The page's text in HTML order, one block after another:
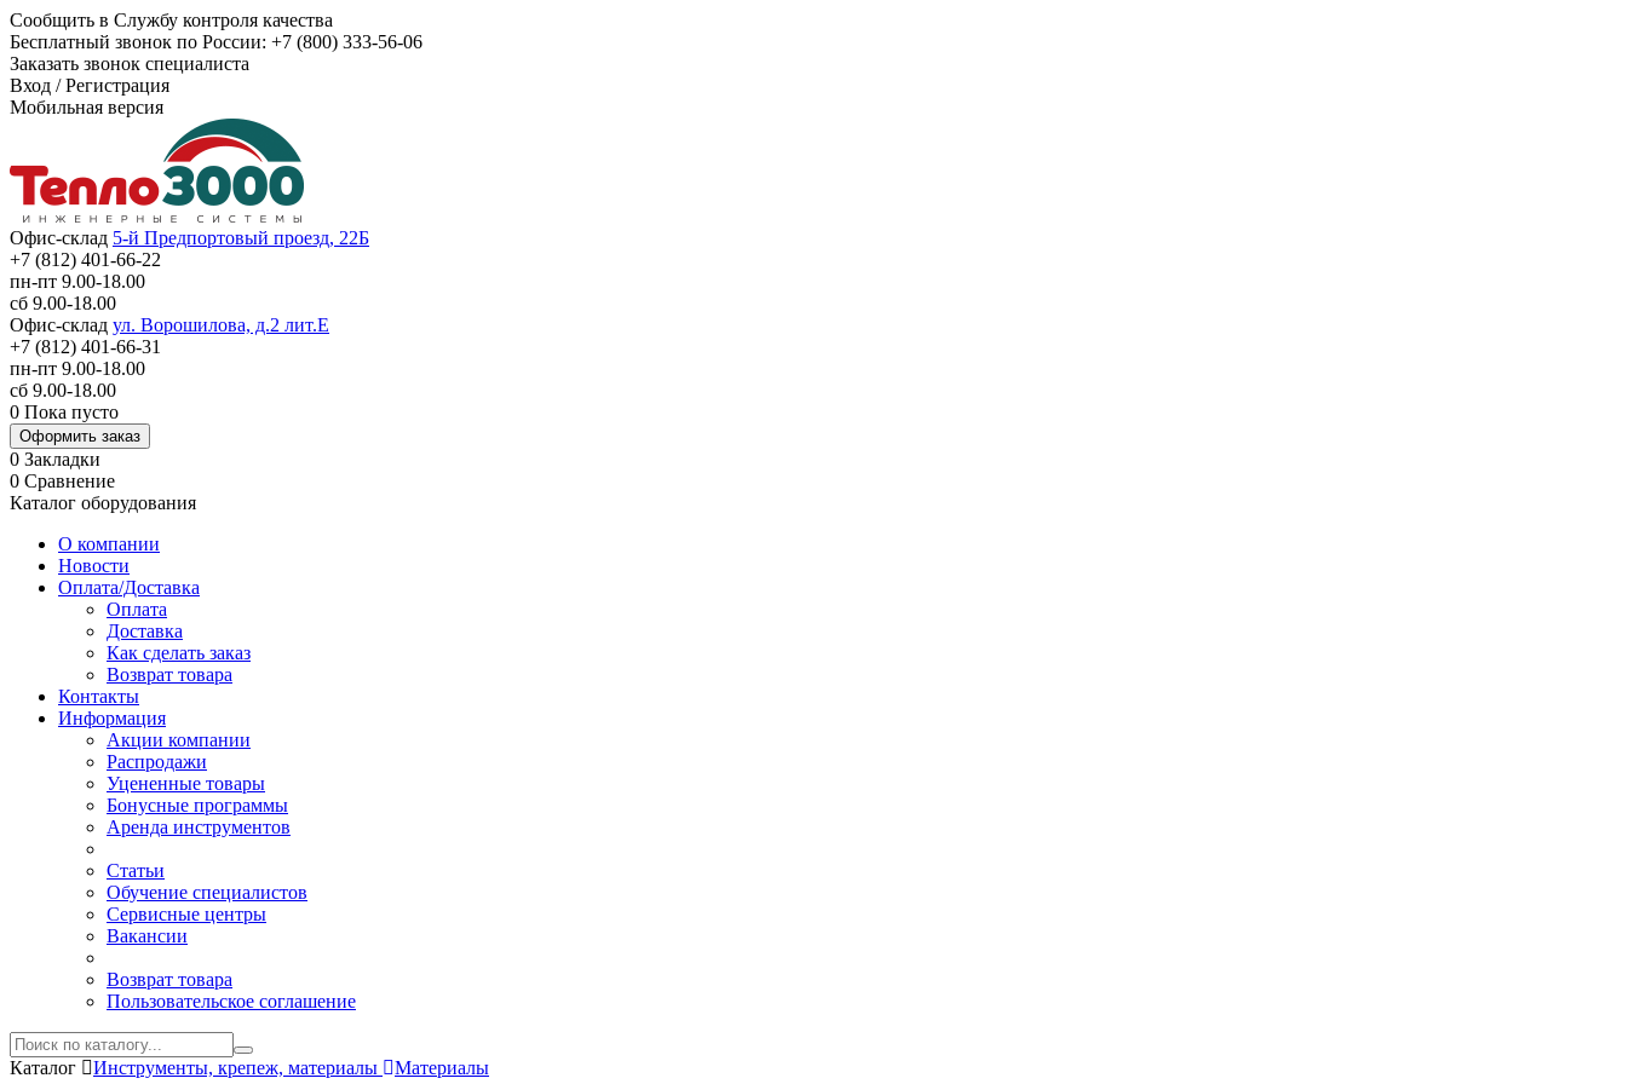
Сообщить в Службу контроля качества
Бесплатный звонок по России: +7 (800) 333-56-06
Заказать звонок специалиста
Вход /Регистрация
Мобильная версия
Офис-склад 5-й Предпортовый проезд, 22Б
+7 (812) 401-66-22
пн-пт 9.00-18.00
сб 9.00-18.00
Офис-склад ул. Ворошилова, д.2 лит.Е
+7 (812) 401-66-31
пн-пт 9.00-18.00
сб 9.00-18.00
0 Пока пусто
Оформить заказ
0 Закладки
0 Сравнение
Каталог оборудования
О компании
Новости
Оплата/Доставка
Оплата
Доставка
Как сделать заказ
Возврат товара
Контакты
Информация
Акции компании
Распродажи
Уцененные товары
Бонусные программы
Аренда инструментов
Статьи
Обучение специалистов
Сервисные центры
Вакансии
Возврат товара
Пользовательское соглашение
Каталог Инструменты, крепеж, материалы Материалы